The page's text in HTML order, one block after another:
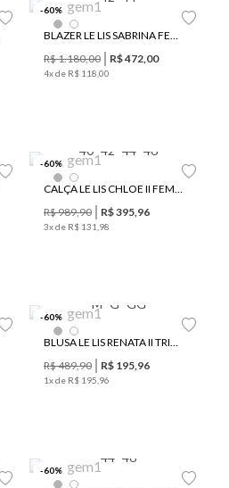
-60%
BLAZER LE LIS SABRINA FEMININO
R$1.180,00 R$472,00
4x de R$ 118 00
-60%
40 42 44 46
CALÇA LE LIS CHLOE II FEMININA
R$989,90 R$395,96
3x de R$ 131 98
-60%
M G GG
BLUSA LE LIS RENATA II TRICOT FEMININA
R$489,90 R$ 195,96
1x de R$ 195 96
-60%
44 46